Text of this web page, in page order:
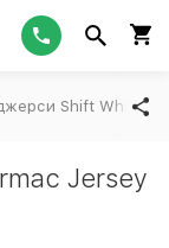
Shift White
Jersey